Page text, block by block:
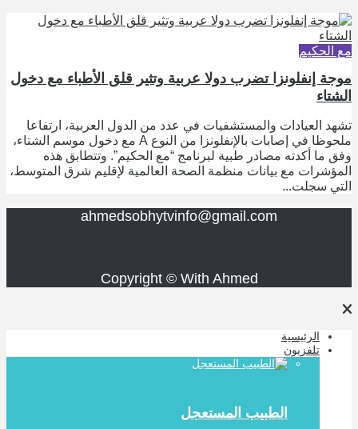
مع الحكيم
موجة إنفلونزا تضرب دولا عربية وتثير قلق الأطباء مع دخول
الشتاء
تشهد العيادات والمستشفيات في عدد من الدول العربية، ارتفاعا
ملحوظا في إصابات بالإنفلونزا من النوع A مع دخول موسم الشتاء،
وفق ما أكدته مصادر طبية لبرنامج “مع الحكيم”. وتتطابق هذه
المؤشرات مع بيانات منظمة الصحة العالمية لإقليم شرق المتوسط،
التي سجلت...
ahmedsobhytvinfo@gmail.com
Copyright © With Ahmed
الرئيسية
تلفزيون
الطبيب المستعجل